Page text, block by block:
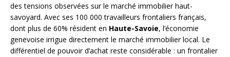
des tensions observées sur le marché immobilier haut-
savoyard. Avec ses 100 000 travailleurs frontaliers français,
dont plus de 60% résident en Haute-Savoie, l’économie
genevoise irrigue directement le marché immobilier local. Le
différentiel de pouvoir d’achat reste considérable : un frontalier